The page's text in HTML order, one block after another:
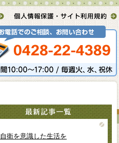
自衛を意識した生活を